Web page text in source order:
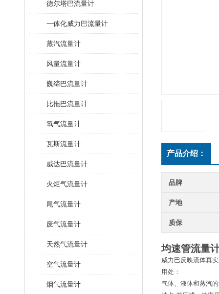
德尔塔巴流量计
一体化威力巴流量计
蒸汽流量计
风量流量计
巍缔巴流量计
比拖巴流量计
氧气流量计
瓦斯流量计
威达巴流量计
火炬气流量计
尾气流量计
废气流量计
天然气流量计
空气流量计
烟气流量计
产品介绍：
品牌
产地
质保
均速管流量
威力巴反映流体真
用处：
气体、液体和蒸汽